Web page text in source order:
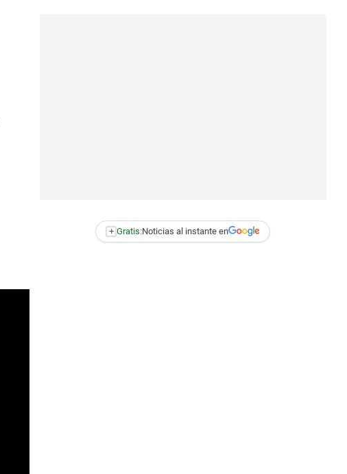
+ Gratis:Noticias al instante en